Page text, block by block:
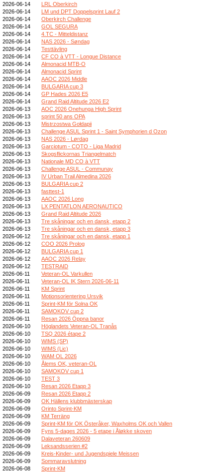
2026-06-14
LRL Oberkirch
2026-06-14
LM und DPT Doppelsprint Lauf 2
2026-06-14
Oberkirch Challenge
2026-06-14
GOL SEGURA
2026-06-14
4.TC - Mitteldistanz
2026-06-14
NAS 2026 - Søndag
2026-06-14
Testtävling
2026-06-14
CF CO à VTT - Longue Distance
2026-06-14
Almonacid MTB-O
2026-06-14
Almonacid Sprint
2026-06-14
AAOC 2026 Middle
2026-06-14
BULGARIA cup 3
2026-06-14
GP Hades 2026 E5
2026-06-14
Grand Raid Altitude 2026 E2
2026-06-13
AOC 2026 Onehunga High Sprint
2026-06-13
sprint 50 ans OPA
2026-06-13
Mistrzostwa Gołdapii
2026-06-13
Challenge ASUL Sprint 1 - Saint Symphorien d Ozon
2026-06-13
NAS 2026 - Lørdag
2026-06-13
Garciotum - COTO - Liga Madrid
2026-06-13
Skogsflickornas Triangelmatch
2026-06-13
Nationale MD CO à VTT
2026-06-13
Challenge ASUL - Communay
2026-06-13
IV Urban Trail Almedina 2026
2026-06-13
BULGARIA cup 2
2026-06-13
fasttest-1
2026-06-13
AAOC 2026 Long
2026-06-13
LX PENTATLON AERONAUTICO
2026-06-13
Grand Raid Altitude 2026
2026-06-13
Tre skåningar och en dansk, etapp 2
2026-06-13
Tre skåningar och en dansk, etapp 3
2026-06-12
Tre skåningar och en dansk, etapp 1
2026-06-12
COO 2026 Prolog
2026-06-12
BULGARIA cup 1
2026-06-12
AAOC 2026 Relay
2026-06-12
TESTRAID
2026-06-11
Veteran-OL Varkullen
2026-06-11
Veteran-OL IK Stern 2026-06-11
2026-06-11
KM Sprint
2026-06-11
Motionsorientering Ursvik
2026-06-11
Sprint-KM för Solna OK
2026-06-11
SAMOKOV cup 2
2026-06-11
Resan 2026 Öppna banor
2026-06-10
Höglandets Veteran-OL Tranås
2026-06-10
TSQ 2026 étape 2
2026-06-10
WIMS (SP)
2026-06-10
WIMS (Lic)
2026-06-10
WAM OL 2026
2026-06-10
Ålems OK, veteran-OL
2026-06-10
SAMOKOV cup 1
2026-06-10
TEST 3
2026-06-10
Resan 2026 Etapp 3
2026-06-09
Resan 2026 Etapp 2
2026-06-09
OK Hällens klubbmästerskap
2026-06-09
Orinto Sprint-KM
2026-06-09
KM Terräng
2026-06-09
Sprint-KM för OK Österåker, Waxholms OK och Vallen
2026-06-09
Fyns 5-dages 2026 - 5 etape i Åløkke skoven
2026-06-09
Dalaveteran 260609
2026-06-09
Leksandsserien #2
2026-06-09
Kreis-Kinder- und Jugendspiele Meissen
2026-06-09
Sommaravslutning
2026-06-08
Sprint-KM